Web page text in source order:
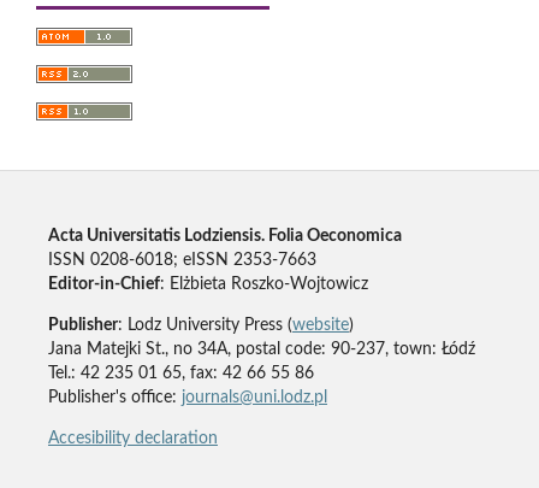
Acta Universitatis Lodziensis. Folia Oeconomica
ISSN 0208-6018; eISSN 2353-7663
Editor-in-Chief: Elżbieta Roszko-Wojtowicz
Publisher: Lodz University Press (website)
Jana Matejki St., no 34A, postal code: 90-237, town: Łódź
Tel.: 42 235 01 65, fax: 42 66 55 86
Publisher's office: journals@uni.lodz.pl
Accesibility declaration